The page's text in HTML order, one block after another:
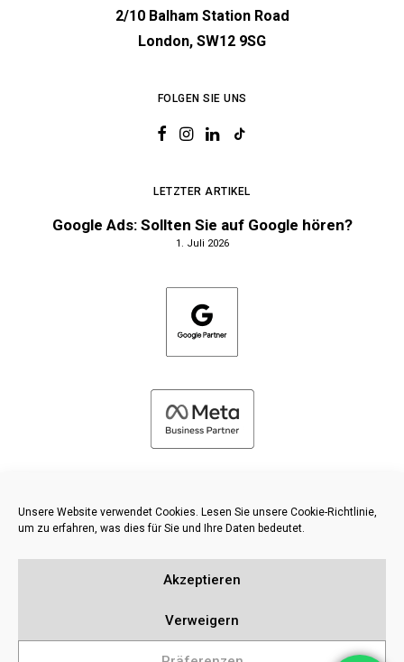
Unsere Website verwendet Cookies. Lesen Sie unsere Cookie-Richtlinie,
um zu erfahren, was dies für Sie und Ihre Daten bedeutet.
Akzeptieren
Verweigern
2/10 Balham Station Road
London, SW12 9SG
FOLGEN SIE UNS
LETZTER ARTIKEL
Google Ads: Sollten Sie auf Google hören?
1. Juli 2026
2026 FRESH PIES LTD - ALLE RECHTE VORBEHALTEN
Wissensdatenbank
Inhaltsverzeichnis